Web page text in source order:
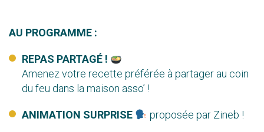
AU PROGRAMME :
REPAS PARTAGÉ !
Amenez votre recette préférée à partager au coin
du feu dans la maison asso’ !
ANIMATION SURPRISE proposée par Zineb !